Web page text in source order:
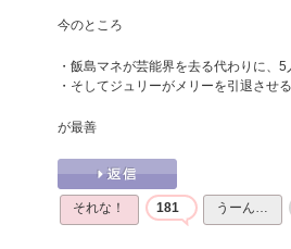
今のところ
・飯島マネが芸能界を去る代わりに、
・そしてジュリーがメリーを引退させる
が最善
それな！ 181 うーん…